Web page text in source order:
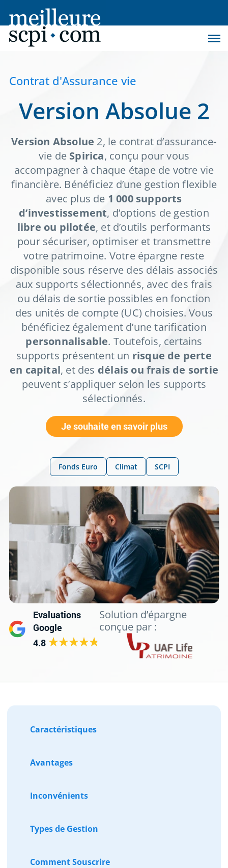
Contrat d'Assurance vie
Version Absolue 2
Version Absolue 2, le contrat d’assurance-
vie de Spirica, conçu pour vous
accompagner à chaque étape de votre vie
financière. Bénéficiez d’une gestion flexible
avec plus de 1 000 supports
d’investissement, d’options de gestion
libre ou pilotée, et d’outils performants
pour sécuriser, optimiser et transmettre
votre patrimoine. Votre épargne reste
disponible sous réserve des délais associés
aux supports sélectionnés, avec des frais
ou délais de sortie possibles en fonction
des unités de compte (UC) choisies. Vous
bénéficiez également d’une tarification
personnalisable. Toutefois, certains
supports présentent un risque de perte
en capital, et des délais ou frais de sortie
peuvent s’appliquer selon les supports
sélectionnés.
Je souhaite en savoir plus
Fonds Euro Climat SCPI
Evaluations
Google
4.8
Solution d’épargne
conçue par :
Caractéristiques
Avantages
Inconvénients
Types de Gestion
Comment Souscrire